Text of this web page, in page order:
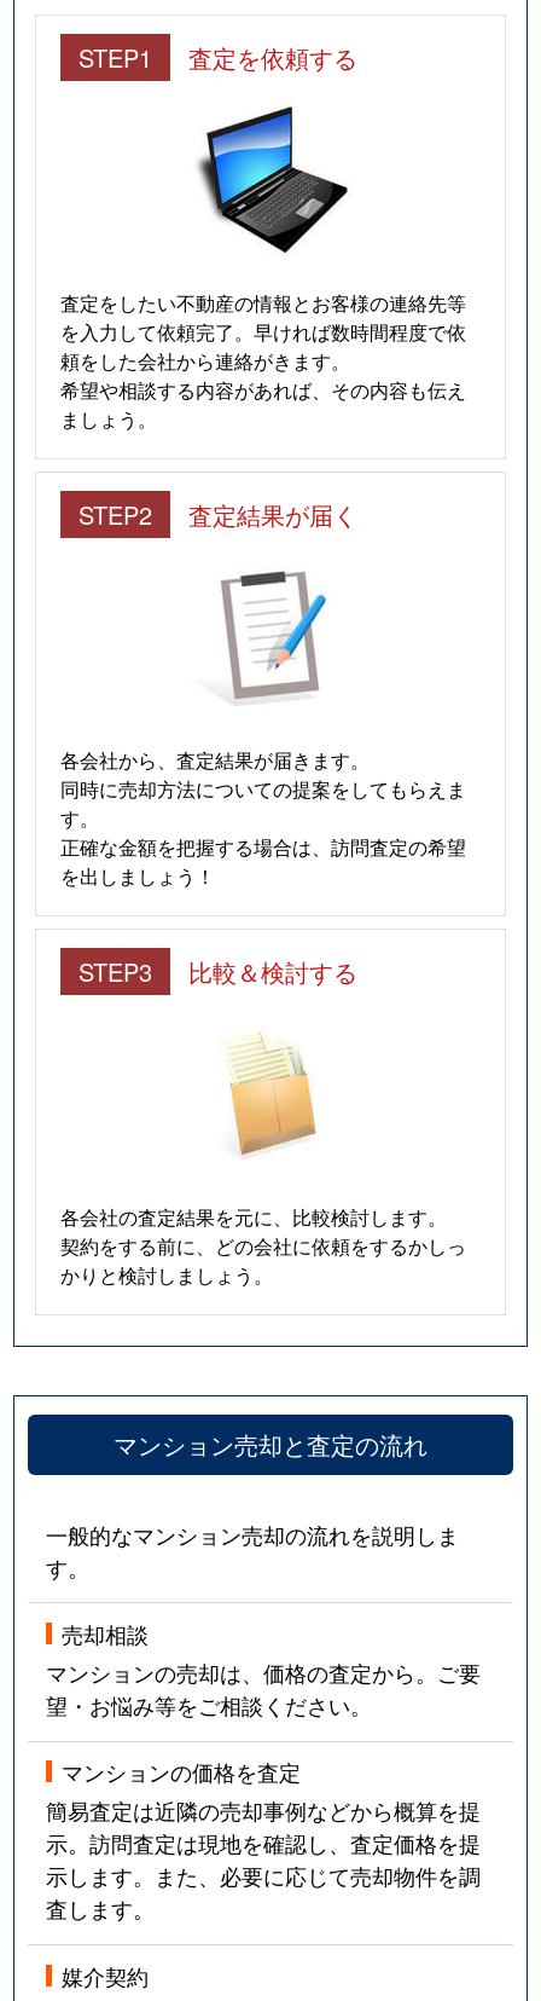
STEP1 査定を依頼する
査定をしたい不動産の情報とお客様の連絡先等
を入力して依頼完了。早ければ数時間程度で依
頼をした会社から連絡がきます。
希望や相談する内容があれば、その内容も伝え
ましょう。
STEP2 査定結果が届く
各会社から、査定結果が届きます。
同時に売却方法についての提案をしてもらえま
す。
正確な金額を把握する場合は、訪問査定の希望
を出しましょう！
STEP3 比較＆検討する
各会社の査定結果を元に、比較検討します。
契約をする前に、どの会社に依頼をするかしっ
かりと検討しましょう。
マンション売却と査定の流れ
一般的なマンション売却の流れを説明しま
す。
売却相談
マンションの売却は、価格の査定から。ご要
望・お悩み等をご相談ください。
マンションの価格を査定
簡易査定は近隣の売却事例などから概算を提
示。訪問査定は現地を確認し、査定価格を提
示します。また、必要に応じて売却物件を調
査します。
媒介契約